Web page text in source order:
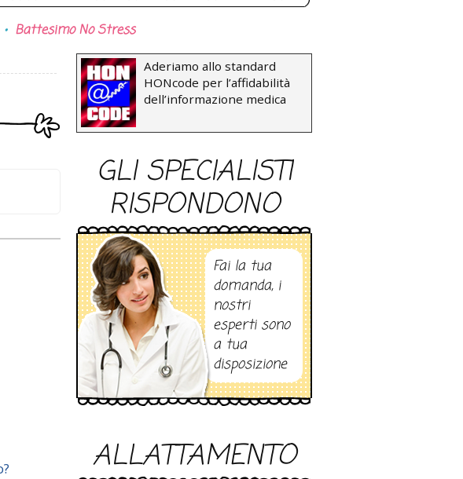
Battesimo No Stress
Aderiamo allo standard
HONcode per l’affidabilità
dell’informazione medica
GLI SPECIALISTI
RISPONDONO
Fai la tua
domanda, i
nostri
esperti sono
a tua
disposizione
ALLATTAMENTO